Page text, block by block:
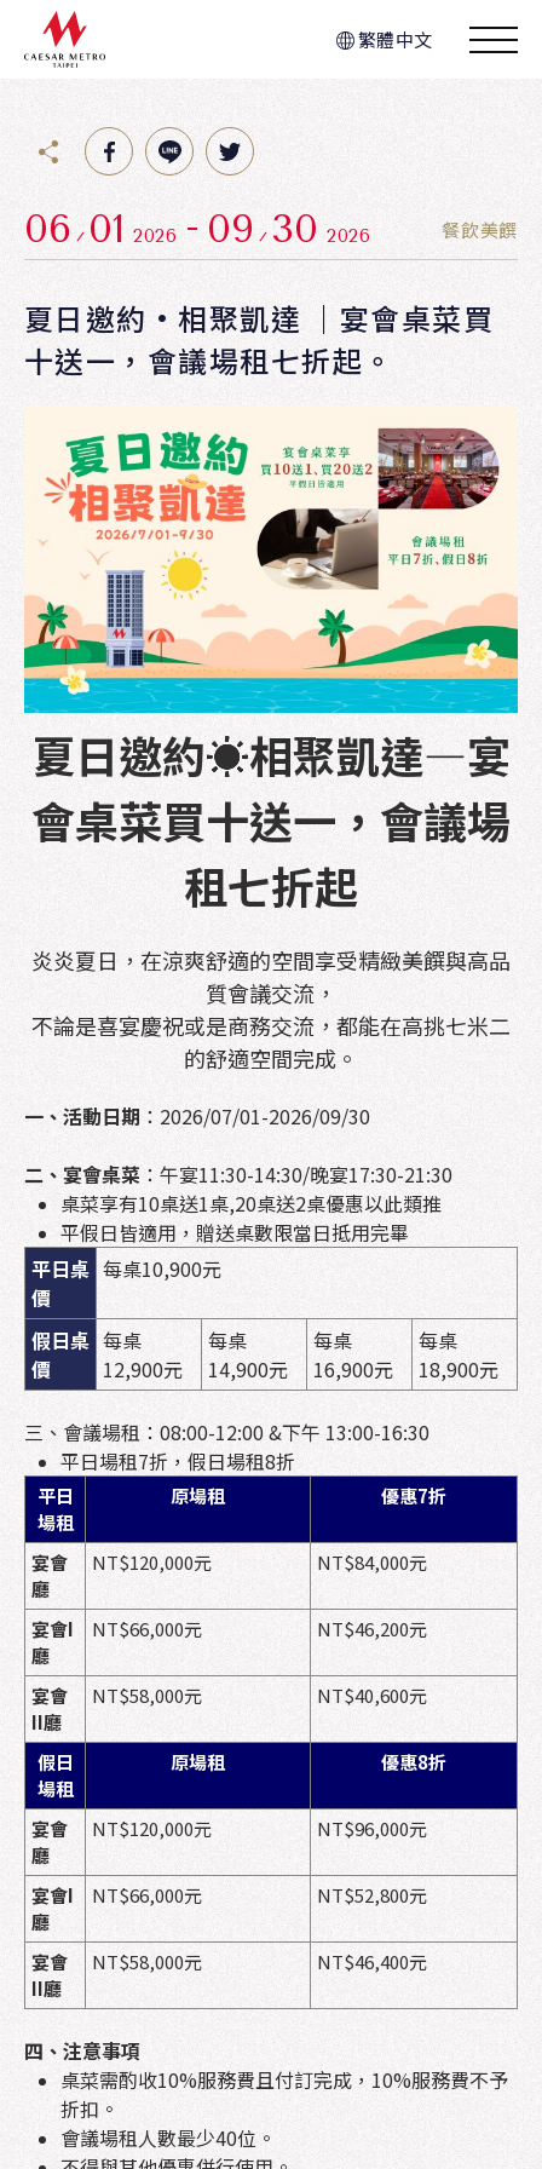
06 01 2026 09 30 2026 餐飲美饌
夏日邀約·相聚凱達 ｜宴會桌菜買
十送一，會議場租七折起。
夏日邀約☀️相聚凱達—宴
會桌菜買十送一，會議場
租七折起
炎炎夏日，在涼爽舒適的空間享受精緻美饌與高品
質會議交流，
不論是喜宴慶祝或是商務交流，都能在高挑七米二
的舒適空間完成。
一、活動日期 ：2026/07/01-2026/09/30
二、宴會桌菜 ：午宴11:30-14:30/晚宴17:30-21:30
桌菜享有10桌送1桌,20桌送2桌優惠以此類推
平假日皆適用，贈送桌數限當日抵用完畢
平日桌
價
每桌10,900元
假日桌
價
每桌
12,900元
每桌
14,900元
每桌
16,900元
每桌
18,900元
三、會議場租：08:00-12:00 &下午 13:00-16:30
平日場租7折，假日場租8折
平日
場租
原場租 優惠7折
宴會
廳
NT$120,000元 NT$84,000元
宴會I
廳
NT$66,000元 NT$46,200元
宴會
II廳
NT$58,000元 NT$40,600元
假日
場租
原場租 優惠8折
宴會
廳
NT$120,000元 NT$96,000元
宴會I
廳
NT$66,000元 NT$52,800元
宴會
II廳
NT$58,000元 NT$46,400元
四、注意事項
桌菜需酌收10%服務費且付訂完成，10%服務費不予
折扣。
會議場租人數最少40位。
繁體中文